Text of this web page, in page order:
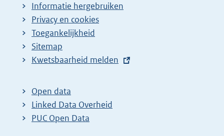
Informatie hergebruiken
Privacy en cookies
Toegankelijkheid
Sitemap
E
t
e
r
Kwetsbaarheid melden
Open data
Linked Data Overheid
PUC Open Data